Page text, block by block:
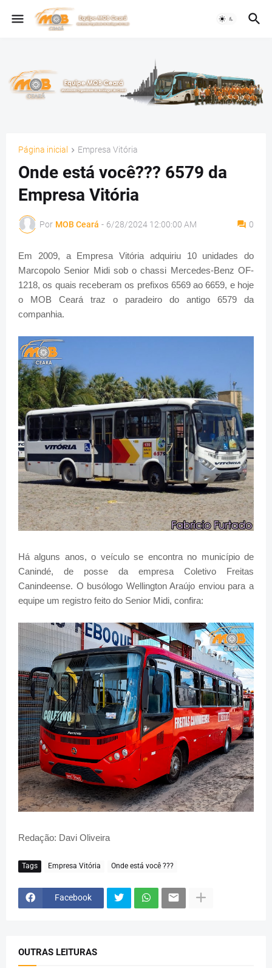
Página inicial Empresa Vitória
Onde está você??? 6579 da
Empresa Vitória
Por MOB Ceará - 6/28/2024 12:00:00 AM 0
Em 2009, a Empresa Vitória adquiriu 10 unidades do
Marcopolo Senior Midi sob o chassi Mercedes-Benz OF-
1218, os quais receberam os prefixos 6569 ao 6659, e hoje
o MOB Ceará traz o paradeiro do antigo 6579 da
companhia.
Há alguns anos, o veículo se encontra no município de
Canindé, de posse da empresa Coletivo Freitas
Canindeense. O busólogo Wellington Araújo enviou para a
equipe um registro feito do Senior Midi, confira:
Redação: Davi Oliveira
Tags Empresa Vitória Onde está você ???
Facebook
OUTRAS LEITURAS